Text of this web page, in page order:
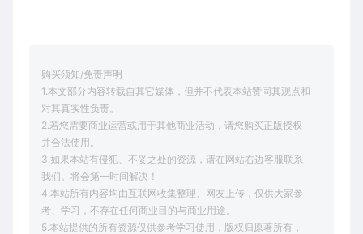
购买须知/免责声明
1.本文部分内容转载自其它媒体，但并不代表本站赞同其观点和
对其真实性负责。
2.若您需要商业运营或用于其他商业活动，请您购买正版授权
并合法使用。
3.如果本站有侵犯、不妥之处的资源，请在网站右边客服联系
我们。将会第一时间解决！
4.本站所有内容均由互联网收集整理、网友上传，仅供大家参
考、学习，不存在任何商业目的与商业用途。
5.本站提供的所有资源仅供参考学习使用，版权归原著所有，